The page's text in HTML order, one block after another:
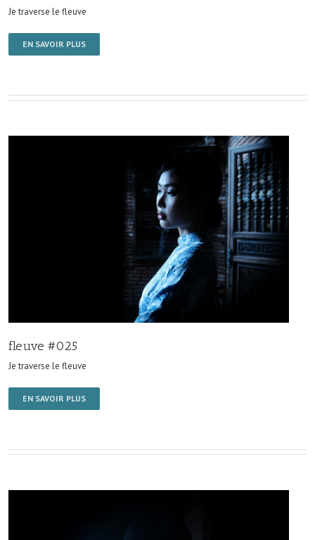
Je traverse le fleuve
EN SAVOIR PLUS
fleuve #025
Je traverse le fleuve
EN SAVOIR PLUS